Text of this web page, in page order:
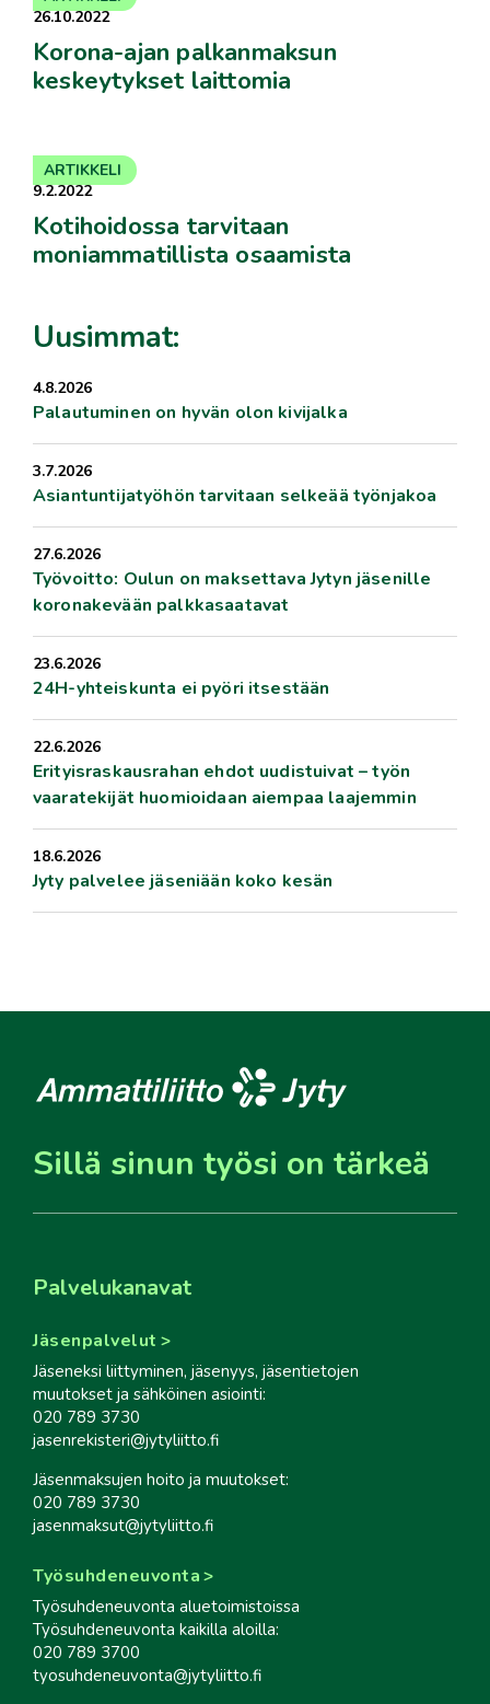
26.10.2022
Korona-ajan palkanmaksun
keskeytykset laittomia
9.2.2022
Kotihoidossa tarvitaan
moniammatillista osaamista
ARTIKKELI
Uusimmat:
4.8.2026
Palautuminen on hyvän olon kivijalka
3.7.2026
Asiantuntijatyöhön tarvitaan selkeää työnjakoa
27.6.2026
Työvoitto: Oulun on maksettava Jytyn jäsenille
koronakevään palkkasaatavat
23.6.2026
24H-yhteiskunta ei pyöri itsestään
22.6.2026
Erityisraskausrahan ehdot uudistuivat – työn
vaaratekijät huomioidaan aiempaa laajemmin
18.6.2026
Jyty palvelee jäseniään koko kesän
Sillä sinun työsi on tärkeä
Palvelukanavat
Jäsenpalvelut
Jäseneksi liittyminen, jäsenyys, jäsentietojen
muutokset ja sähköinen asiointi:
020 789 3730
jasenrekisteri@jytyliitto.fi
Jäsenmaksujen hoito ja muutokset:
020 789 3730
jasenmaksut@jytyliitto.fi
Työsuhdeneuvonta
Työsuhdeneuvonta aluetoimistoissa
Työsuhdeneuvonta kaikilla aloilla:
020 789 3700
tyosuhdeneuvonta@jytyliitto.fi